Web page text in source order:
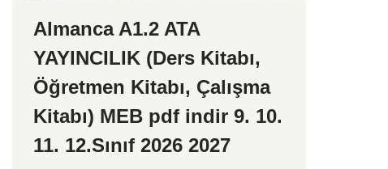
Almanca A1.2 ATA
YAYINCILIK (Ders Kitabı,
Öğretmen Kitabı, Çalışma
Kitabı) MEB pdf indir 9. 10.
11. 12.Sınıf 2026 2027